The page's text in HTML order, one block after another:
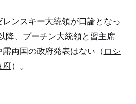
レンスキー大統領が口論となっ
降、プーチン大統領と習主席
両国の政府発表はない（ ロシ
府）。